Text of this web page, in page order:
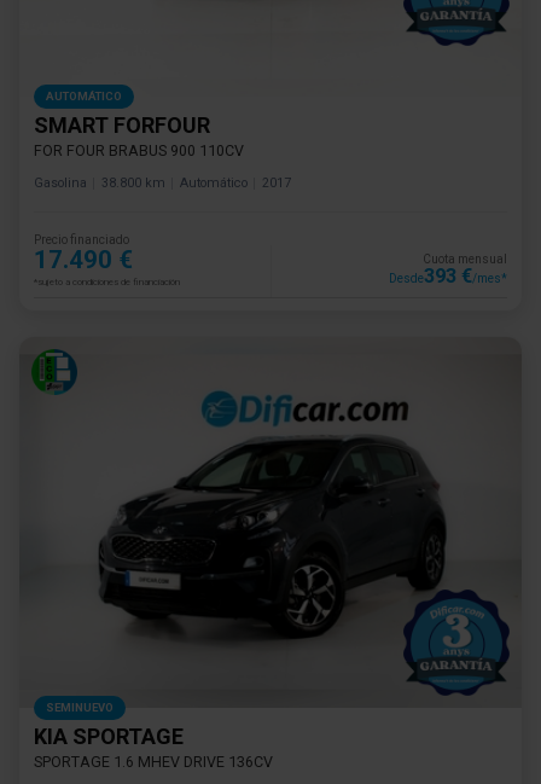
AUTOMÁTICO
SMART FORFOUR
FOR FOUR BRABUS 900 110CV
Gasolina 38.800 km Automático 2017
Precio financiado
17.490 €
*sujeto a condiciones de financiación
Cuota mensual
Desde393 €/mes*
SEMINUEVO
KIA SPORTAGE
SPORTAGE 1.6 MHEV DRIVE 136CV